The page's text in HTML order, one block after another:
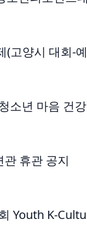
(고양시 대회-
소년 마음 건
휴관 공지
Youth K-